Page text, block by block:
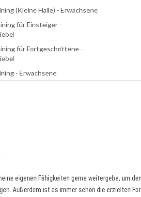
(Kleine Halle) - Erwachsene
für Einsteiger -
für Fortgeschrittene -
- Erwachsene
eigenen Fähigkeiten gerne weitergebe, um den
Außerdem ist es immer schön die erzielten